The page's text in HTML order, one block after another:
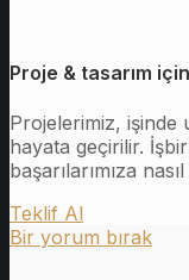
Proje & tasarım
Projelerimiz, işinde
hayata geçirilir.
başarılarımıza
Teklif Al
Bir yorum bırak